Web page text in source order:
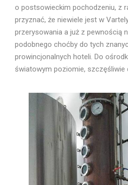
o postsowieckim pochodzeniu, z
przyznać, że niewiele jest w
przerysowania a już z pewnością
podobnego choćby do tych
prowincjonalnych hoteli. Do
światowym poziomie, szczęśliwie